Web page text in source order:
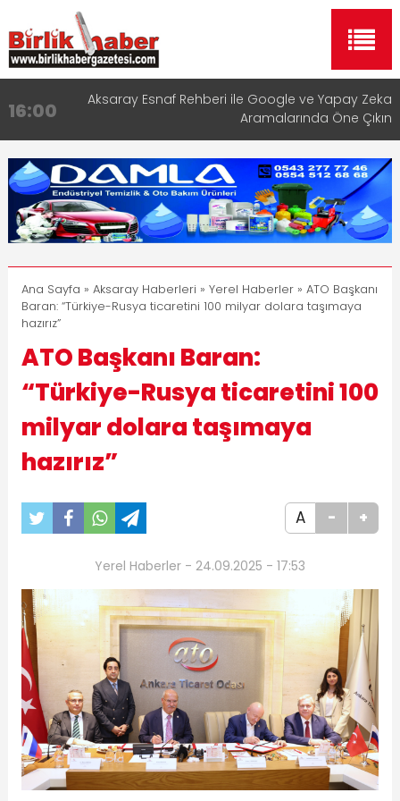
16:00
Aksaray Esnaf Rehberi ile Google ve Yapay Zeka
Aramalarında Öne Çıkın
8:23 Aksaray Esnaf Rehberi Hizmete Girdi
11:30
Birlikhaber.com Yayın Hayatına Başladı | Hızlı ve
Akıllı Haber Platformu
13:33 Taşımacılıkta Dijital Devrim: Rota Sepetim
17:15
Aksaray OSB Bölge Müdürü Makam Koltuğunu
Çocuklara Bıraktı
Ana Sayfa » Aksaray Haberleri » Yerel Haberler» ATO Başkanı
Baran: “Türkiye-Rusya ticaretini 100 milyar dolara taşımaya
hazırız”
ATO Başkanı Baran:
“Türkiye-Rusya ticaretini 100
milyar dolara taşımaya
hazırız”
A - +
Yerel Haberler - 24.09.2025 - 17:53